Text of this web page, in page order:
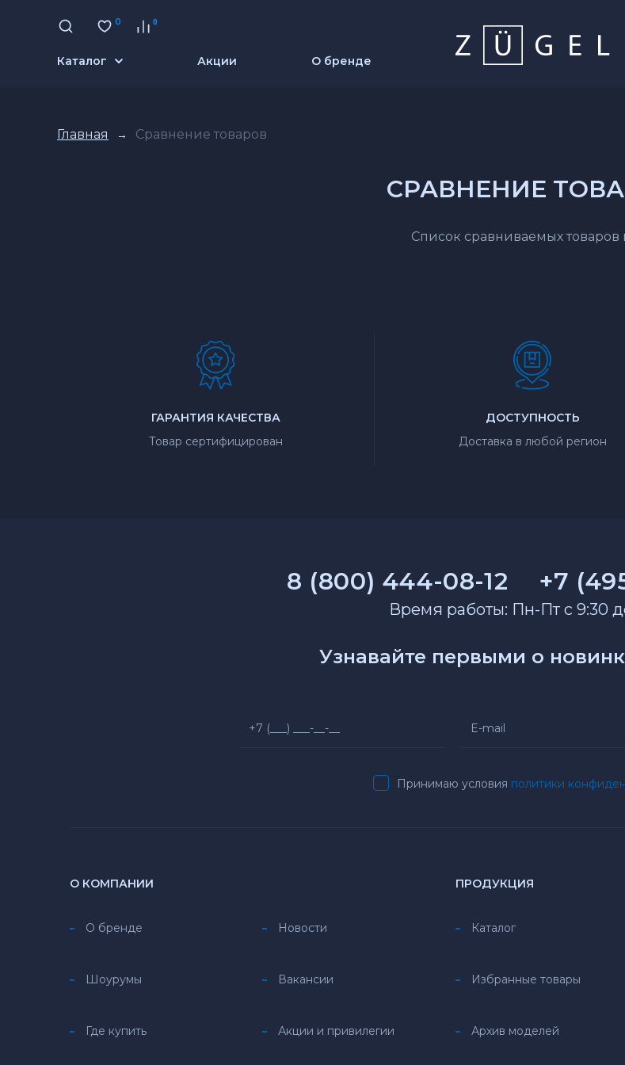
0 0
Каталог Акции О бренде
Главная Сравнение товаров
СРАВНЕНИЕ
Список сравниваемых товаров
ГАРАНТИЯ КАЧЕСТВА
Товар сертифицирован
ДОСТУПНОСТЬ
Доставка в любой регион
8 (800) 444-08-12 +7
Время работы: Пн-Пт с 9:30
Узнавайте первыми о
Принимаю условия политики
О КОМПАНИИ
О бренде Новости
Шоурумы Вакансии
Где купить Акции и привилегии
ПРОДУКЦИЯ
Каталог
Избранные товары
Архив моделей